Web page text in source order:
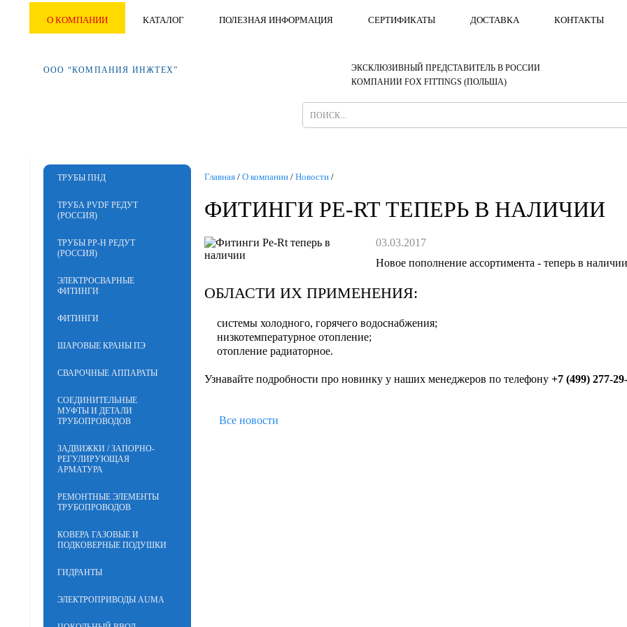
О КОМПАНИИ КАТАЛОГ ПОЛЕЗНАЯ ИНФОРМАЦИЯ СЕРТИФИКАТЫ ДОСТАВКА КОНТАКТЫ
ООО “КОМПАНИЯ ИНЖТЕХ”
ЭКСКЛЮЗИВНЫЙ ПРЕДСТАВИТЕЛЬ В РОССИИ
КОМПАНИИ FOX FITTINGS (ПОЛЬША)
ТРУБЫ ПНД
ТРУБА PVDF РЕДУТ
(РОССИЯ)
ТРУБЫ PP-H РЕДУТ
(РОССИЯ)
ЭЛЕКТРОСВАРНЫЕ
ФИТИНГИ
ФИТИНГИ
ШАРОВЫЕ КРАНЫ ПЭ
СВАРОЧНЫЕ АППАРАТЫ
СОЕДИНИТЕЛЬНЫЕ
МУФТЫ И ДЕТАЛИ
ТРУБОПРОВОДОВ
ЗАДВИЖКИ / ЗАПОРНО-
РЕГУЛИРУЮЩАЯ
АРМАТУРА
РЕМОНТНЫЕ ЭЛЕМЕНТЫ
ТРУБОПРОВОДОВ
КОВЕРА ГАЗОВЫЕ И
ПОДКОВЕРНЫЕ ПОДУШКИ
ГИДРАНТЫ
ЭЛЕКТРОПРИВОДЫ AUMA
Главная / О компании / Новости /
ФИТИНГИ PE-RT ТЕПЕРЬ В НАЛИЧИИ
03.03.2017
Новое пополнение ассортимента - теперь в
ОБЛАСТИ ИХ ПРИМЕНЕНИЯ:
системы холодного, горячего водоснабжения;
низкотемпературное отопление;
отопление радиаторное.
Узнавайте подробности про новинку у наших менеджеров по телефону +7 (499) 277-
Все новости